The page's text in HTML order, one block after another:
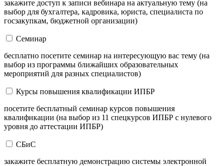
закажите доступ к записи вебинара на актуальную тему (на
выбор для бухгалтера, кадровика, юриста, специалиста по
госзакупкам, бюджетной организации)
Семинар
бесплатно посетите семинар на интересующую вас тему (на
выбор из программы ближайших образовательных
мероприятий для разных специалистов)
Курсы повышения квалификации ИПБР
посетите бесплатный семинар курсов повышения
квалификации (на выбор из 11 спецкурсов ИПБР с нулевого
уровня до аттестации ИПБР)
СБиС
закажите бесплатную демонстрацию системы электронной